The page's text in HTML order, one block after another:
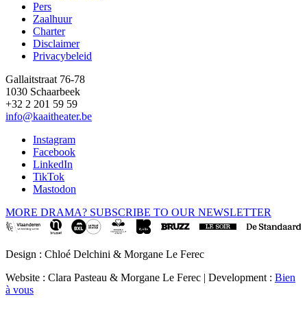
Footer
Pers
Zaalhuur
Charter
Disclaimer
Privacybeleid
Gallaitstraat 76-78
1030 Schaarbeek
+32 2 201 59 59
info@kaaitheater.be
Instagram
Facebook
LinkedIn
TikTok
Mastodon
MORE DRAMA? SUBSCRIBE TO OUR NEWSLETTER
Design : Chloé Delchini & Morgane Le Ferec
Website : Clara Pasteau & Morgane Le Ferec | Development : Bien
à vous